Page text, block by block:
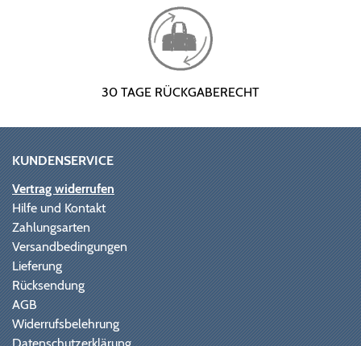
30 TAGE RÜCKGABERECHT
KUNDENSERVICE
Vertrag widerrufen
Hilfe und Kontakt
Zahlungsarten
Versandbedingungen
Lieferung
Rücksendung
AGB
Widerrufsbelehrung